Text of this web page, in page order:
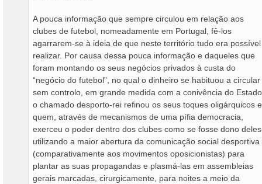
A pouca informação que sempre circulou em relação aos
clubes de futebol, nomeadamente em Portugal, fê-los
agarrarem-se à ideia de que neste território tudo era possível
realizar. Por causa dessa pouca informação e daqueles que
foram montando os seus negócios privados à custa do
“negócio do futebol”, no qual o dinheiro se habituou a circular
sem controlo, em grande medida com a conivência do
o chamado desporto-rei refinou os seus toques oligárquicos e
quem, através de mecanismos de uma pífia democracia,
exerceu o poder dentro dos clubes como se fosse dono
utilizando a maior abertura da comunicação social desportiva
(comparativamente aos movimentos oposicionistas) para
plantar as suas propagandas e plasmá-las em assembleias
gerais marcadas, cirurgicamente, para noites a meio da